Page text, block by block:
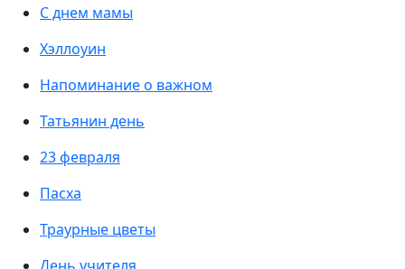
С днем мамы
Хэллоуин
Напоминание о важном
Татьянин день
23 февраля
Пасха
Траурные цветы